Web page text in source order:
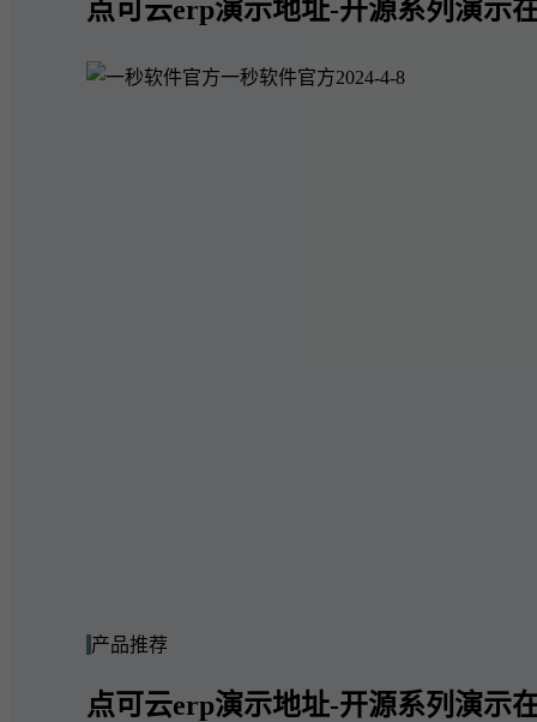
点可云erp演示地址-开源系列演示
一秒软件官方2024-4-8
产品推荐
点可云erp演示地址-开源系列演示